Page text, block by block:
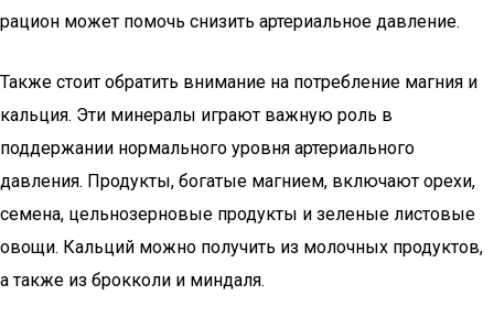
рацион может помочь снизить артериальное давление.
Также стоит обратить внимание на потребление магния и
кальция. Эти минералы играют важную роль в
поддержании нормального уровня артериального
давления. Продукты, богатые магнием, включают орехи,
семена, цельнозерновые продукты и зеленые листовые
овощи. Кальций можно получить из молочных продуктов,
а также из брокколи и миндаля.